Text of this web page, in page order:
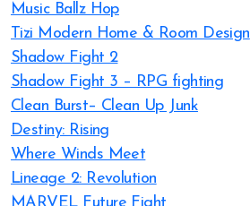
Music Ballz Hop
Tizi Modern Home & Room Design
Shadow Fight 2
Shadow Fight 3 – RPG fighting
Clean Burst– Clean Up Junk
Destiny: Rising
Where Winds Meet
Lineage 2: Revolution